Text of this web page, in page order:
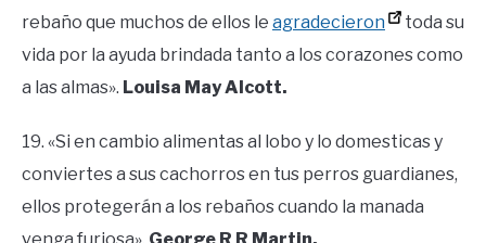
rebaño que muchos de ellos le agradecieron
toda su
vida por la ayuda brindada tanto a los corazones como
a las almas». Louisa May Alcott.
19. «Si en cambio alimentas al lobo y lo domesticas y
conviertes a sus cachorros en tus perros guardianes,
ellos protegerán a los rebaños cuando la manada